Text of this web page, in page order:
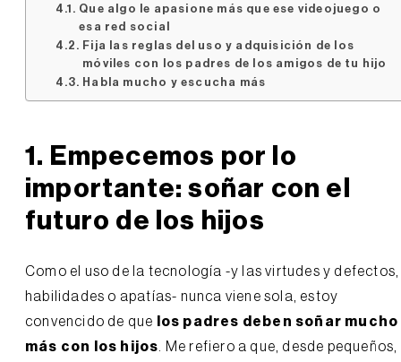
Que algo le apasione más que ese videojuego o
esa red social
Fija las reglas del uso y adquisición de los
móviles con los padres de los amigos de tu hijo
Habla mucho y escucha más
1. Empecemos por lo
importante: soñar con el
futuro de los hijos
Como el uso de la tecnología -y las virtudes y defectos,
habilidades o apatías- nunca viene sola, estoy
convencido de que
los padres deben soñar mucho
más con los hijos. Me refiero a que, desde pequeños,